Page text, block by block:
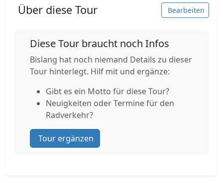
Über diese Tour Bearbeiten
Diese Tour braucht noch Infos
Bislang hat noch niemand Details zu dieser
Tour hinterlegt. Hilf mit und ergänze:
Gibt es ein Motto für diese Tour?
Neuigkeiten oder Termine für den
Radverkehr?
Tour ergänzen